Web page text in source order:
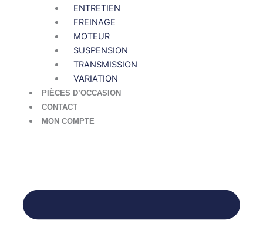
ENTRETIEN
FREINAGE
MOTEUR
SUSPENSION
TRANSMISSION
VARIATION
PIÈCES D’OCCASION
CONTACT
MON COMPTE